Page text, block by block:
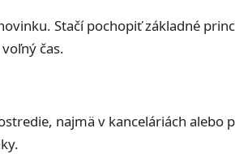
Stačí pochopiť základné
čas.
najmä v kanceláriách